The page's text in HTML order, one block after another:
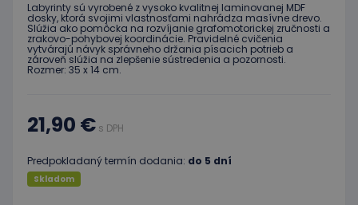
Labyrinty sú vyrobené z vysoko kvalitnej laminovanej MDF
dosky, ktorá svojimi vlastnosťami nahrádza masívne drevo.
Slúžia ako pomôcka na rozvíjanie grafomotorickej zručnosti a
zrakovo-pohybovej koordinácie. Pravidelné cvičenia
vytvárajú návyk správneho držania písacich potrieb a
zároveň slúžia na zlepšenie sústredenia a pozornosti.
Rozmer: 35 x 14 cm.
21,90 € s DPH
Predpokladaný termín dodania: do 5 dní
Skladom